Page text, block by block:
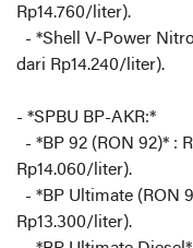
Rp14.760/liter).
- *Shell V-Power
dari Rp14.240/liter).
- *SPBU BP-AKR:*
- *BP 92 (RON 92)* :
Rp14.060/liter).
- *BP Ultimate (RON
Rp13.300/liter).